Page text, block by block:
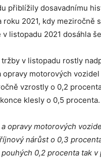
přiblížily dosavadnímu
roku 2021, kdy meziročně
v listopadu 2021 dosáhla
v listopadu rostly
opravy motorových
vzrostly o 0,2
klesly o 0,5 procenta.
opravy motorových
nárůst o 0,3
0,2 procenta tak v